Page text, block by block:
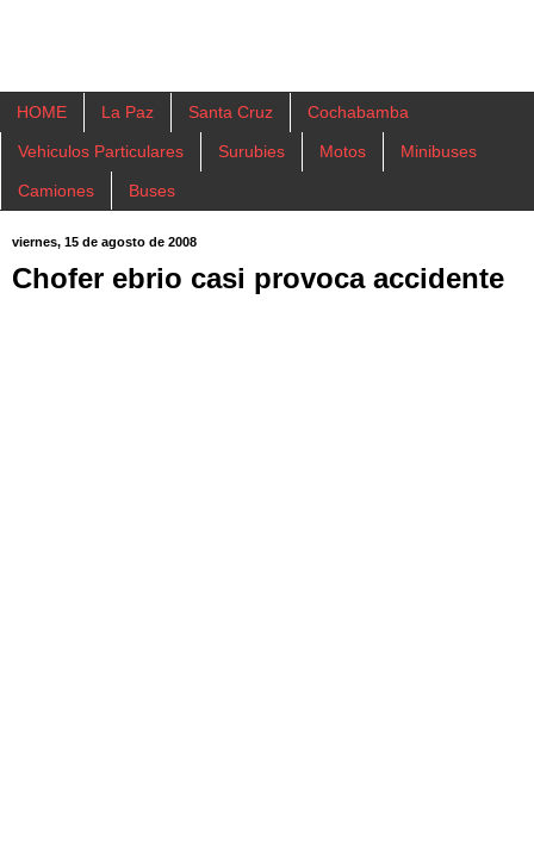
HOME La Paz Santa Cruz Cochabamba
Vehiculos Particulares Surubies Motos Minibuses
Camiones Buses
viernes, 15 de agosto de 2008
Chofer ebrio casi provoca accidente